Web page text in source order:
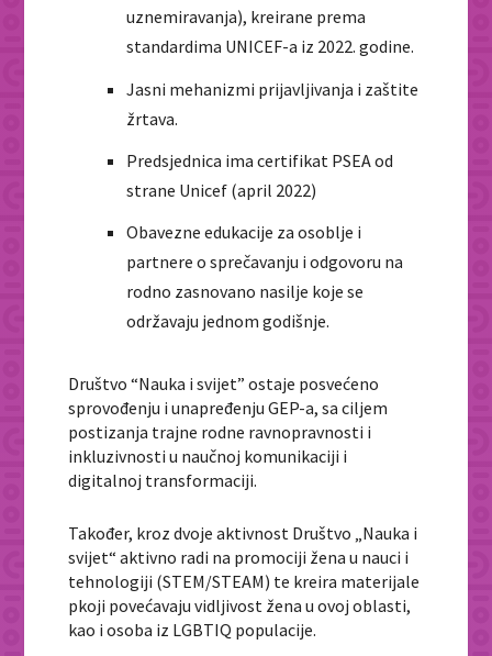
uznemiravanja), kreirane prema
standardima UNICEF-a iz 2022. godine.
Jasni mehanizmi prijavljivanja i zaštite
žrtava.
Predsjednica ima certifikat PSEA od
strane Unicef (april 2022)
Obavezne edukacije za osoblje i
partnere o sprečavanju i odgovoru na
rodno zasnovano nasilje koje se
održavaju jednom godišnje.
Društvo “Nauka i svijet” ostaje posvećeno
sprovođenju i unapređenju GEP-a, sa ciljem
postizanja trajne rodne ravnopravnosti i
inkluzivnosti u naučnoj komunikaciji i
digitalnoj transformaciji.
Također, kroz dvoje aktivnost Društvo „Nauka i
svijet“ aktivno radi na promociji žena u nauci i
tehnologiji (STEM/STEAM) te kreira materijale
pkoji povećavaju vidljivost žena u ovoj oblasti,
kao i osoba iz LGBTIQ populacije.